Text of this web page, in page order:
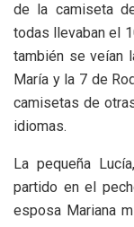
de la camiseta
todas llevaban el
también se veían
María y la 7 de
camisetas de
idiomas.
La pequeña
partido en el
esposa Mariana